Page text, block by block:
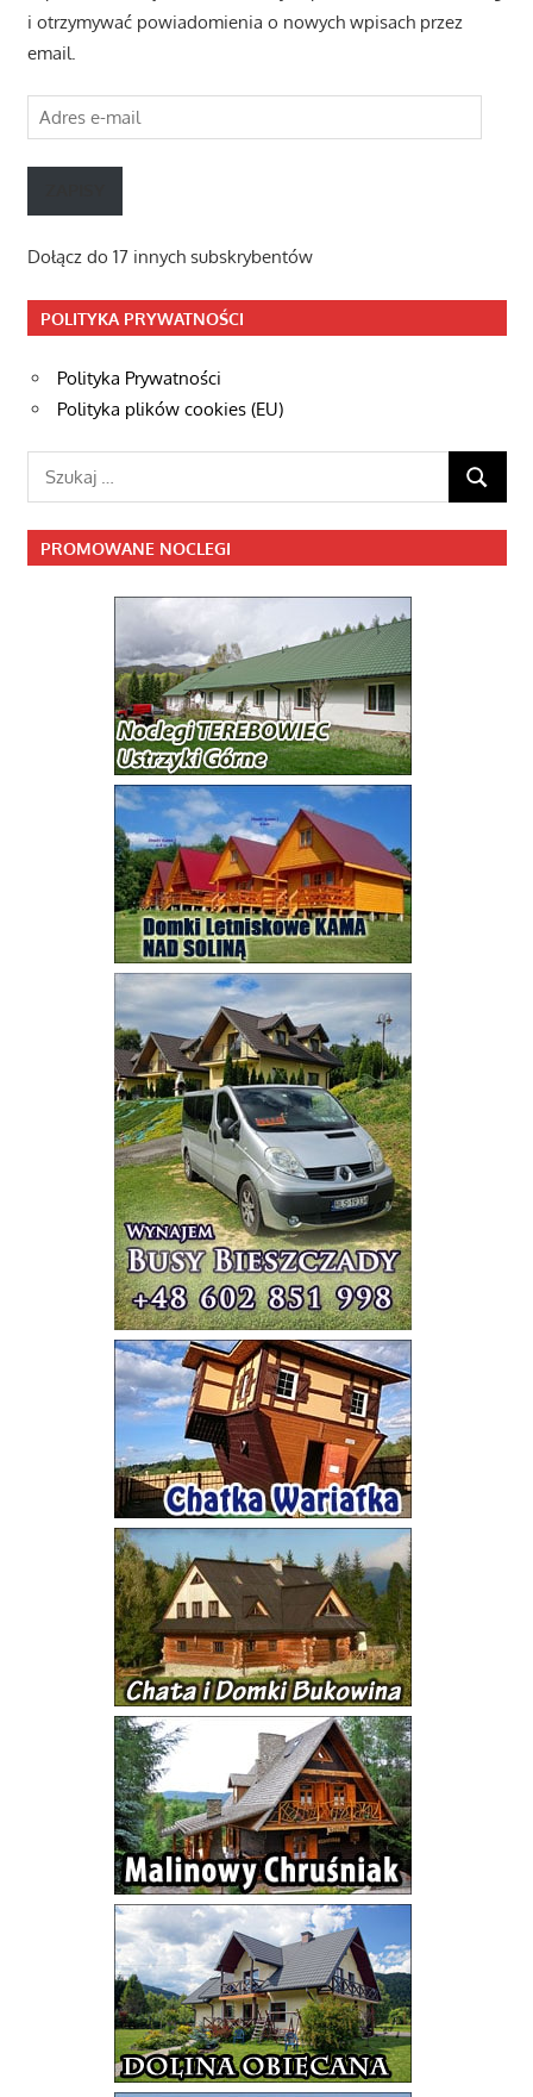
i otrzymywać powiadomienia o nowych wpisach przez
email.
Adres
e-
mail
Dołącz do 17 innych subskrybentów
POLITYKA PRYWATNOŚCI
Polityka Prywatności
Polityka plików cookies (EU)
Szukaj:
SZUKAJ
PROMOWANE NOCLEGI